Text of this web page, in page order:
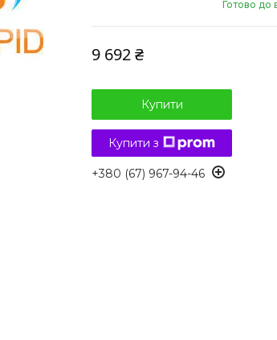
Готово до
9 692 ₴
Купити
Купити з
+380 (67) 967-94-46